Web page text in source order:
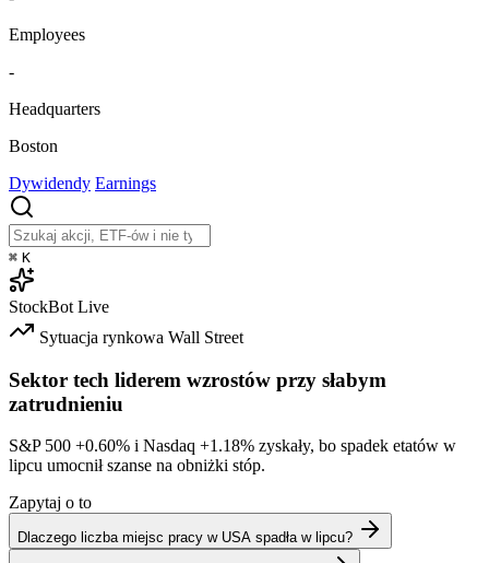
Employees
-
Headquarters
Boston
Dywidendy Earnings
⌘ K
StockBot Live
Sytuacja rynkowa Wall Street
Sektor tech liderem wzrostów przy słabym
zatrudnieniu
S&P 500 +0.60% i Nasdaq +1.18% zyskały, bo spadek etatów w
lipcu umocnił szanse na obniżki stóp.
Zapytaj o to
Dlaczego liczba miejsc pracy w USA spadła w lipcu?